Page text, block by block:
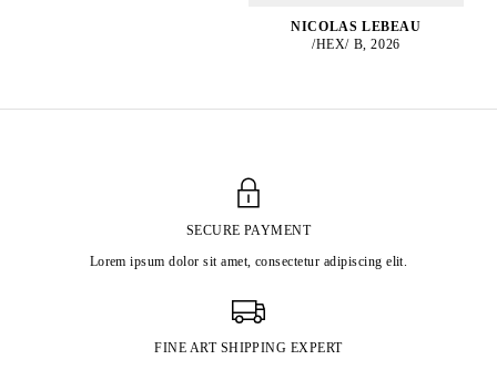
NICOLAS LEBEAU
/HEX/ B, 2026
SECURE PAYMENT
Lorem ipsum dolor sit amet, consectetur adipiscing elit.
FINE ART SHIPPING EXPERT